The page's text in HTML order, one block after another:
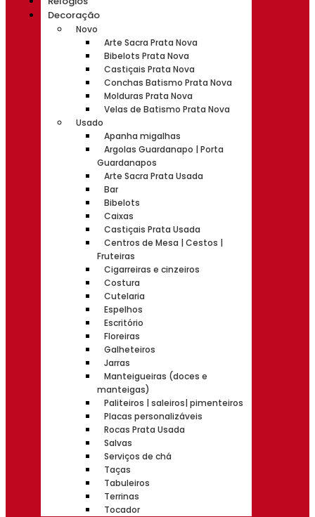
Decoração
Novo
Arte Sacra Prata Nova
Bibelots Prata Nova
Castiçais Prata Nova
Conchas Batismo Prata Nova
Molduras Prata Nova
Velas de Batismo Prata Nova
Usado
Apanha migalhas
Argolas Guardanapo | Porta
Guardanapos
Arte Sacra Prata Usada
Bar
Bibelots
Caixas
Castiçais Prata Usada
Centros de Mesa | Cestos |
Fruteiras
Cigarreiras e cinzeiros
Costura
Cutelaria
Espelhos
Escritório
Floreiras
Galheteiros
Jarras
Manteigueiras (doces e
manteigas)
Paliteiros | saleiros| pimenteiros
Placas personalizáveis
Rocas Prata Usada
Salvas
Serviços de chá
Taças
Tabuleiros
Terrinas
Tocador